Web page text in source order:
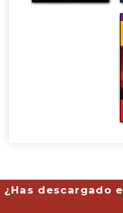
¿Has descargado